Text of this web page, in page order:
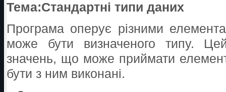
Тема:Стандартні типи даних
Програма оперує різними
може бути визначеного типу.
значень, що може приймати
бути з ним виконані.